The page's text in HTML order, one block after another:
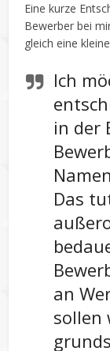
Eine kurze
Bewerber bei
gleich eine
Ich
in der
Das
an
sollen